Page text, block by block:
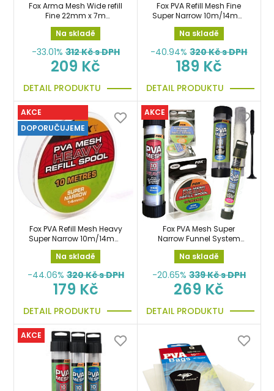
Fox Arma Mesh Wide refill
Fine 22mm x 7m
náhradní síťka
Na skladě
-33.01% 312Kč s DPH
209 Kč
DETAIL PRODUKTU
Fox PVA Refill Mesh Fine
Super Narrow 10m/14mm
náhradní punčocha
Na skladě
-40.94% 320Kč s DPH
189 Kč
DETAIL PRODUKTU
AKCE
DOPORUČUJEME
Fox PVA Refill Mesh Heavy
Super Narrow 10m/14mm
náhradní punčocha
Na skladě
-44.06% 320Kč s DPH
179 Kč
DETAIL PRODUKTU
AKCE
Fox PVA Mesh Super
Narrow Funnel System
Fine 10m/14mm rukáv s
násypkou
Na skladě
-20.65% 339Kč s DPH
269 Kč
DETAIL PRODUKTU
AKCE